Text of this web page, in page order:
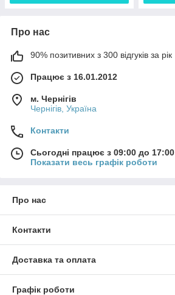
Про нас
90% позитивних з 300 відгуків за рік
Працює з 16.01.2012
м. Чернігів
Чернігів, Україна
Контакти
Сьогодні працює з 09:00 до 17:00
Показати весь графік роботи
Про нас
Контакти
Доставка та оплата
Графік роботи